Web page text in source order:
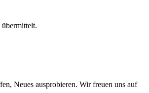
Neues ausprobieren. Wir freuen uns auf